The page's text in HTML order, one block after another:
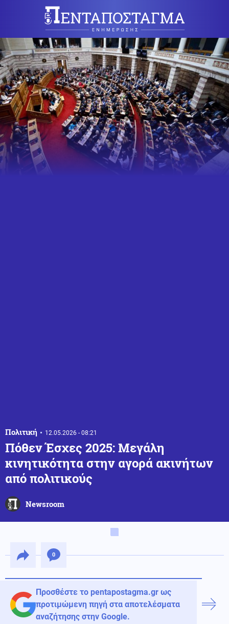
Πολιτική 12.05.2026 - 08:21
Πόθεν Έσχες 2025: Μεγάλη
κινητικότητα στην αγορά ακινήτων
από πολιτικούς
Newsroom
0
Προσθέστε το pentapostagma.gr ως
προτιμώμενη πηγή στα αποτελέσματα
αναζήτησης στην Google.